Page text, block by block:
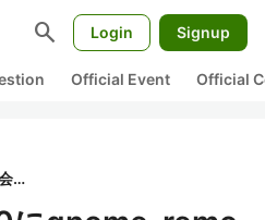
search Login Signup
Official Event Official
TISI株式会社